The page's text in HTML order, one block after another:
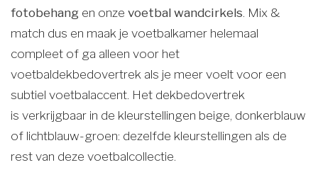
fotobehang en onze voetbal wandcirkels. Mix &
match dus en maak je voetbalkamer helemaal
compleet of ga alleen voor het
voetbaldekbedovertrek als je meer voelt voor een
subtiel voetbalaccent. Het dekbedovertrek
is verkrijgbaar in de kleurstellingen beige, donkerblauw
of lichtblauw-groen: dezelfde kleurstellingen als de
rest van deze voetbalcollectie.